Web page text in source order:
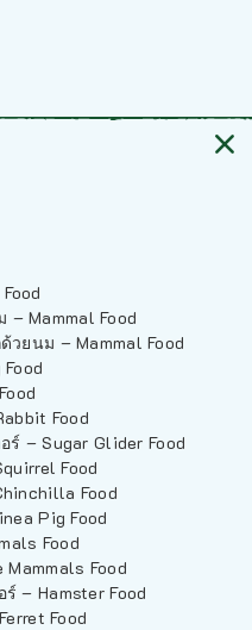
– Mammal Food
วยนม – Mammal Food
Food
ร์ – Sugar Glider Food
Food
Food
Pig Food
Food
Food
– Hamster Food
Food